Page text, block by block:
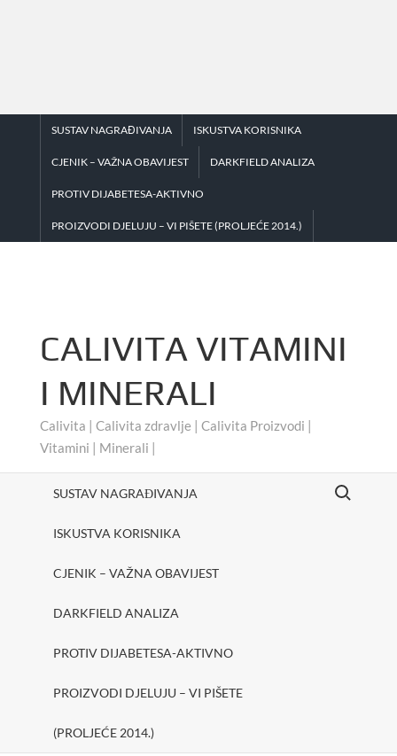
SUSTAV NAGRAĐIVANJA ISKUSTVA KORISNIKA
CJENIK – VAŽNA OBAVIJEST DARKFIELD ANALIZA
PROTIV DIJABETESA-AKTIVNO
PROIZVODI DJELUJU – VI PIŠETE (PROLJEĆE 2014.)
CALIVITA VITAMINI
I MINERALI
Calivita | Calivita zdravlje | Calivita Proizvodi |
Vitamini | Minerali |
SUSTAV NAGRAĐIVANJA
ISKUSTVA KORISNIKA
CJENIK – VAŽNA OBAVIJEST
DARKFIELD ANALIZA
PROTIV DIJABETESA-AKTIVNO
PROIZVODI DJELUJU – VI PIŠETE
(PROLJEĆE 2014.)
Search for: